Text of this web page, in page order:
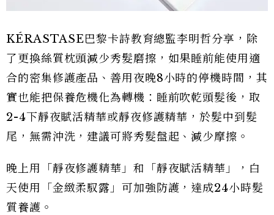
KÉRASTASE巴黎卡詩教育總監李明哲分享，除
了更換絲質枕頭減少秀髮磨擦，如果睡前能使用適
合的密集修護產品、善用夜晚8小時的停機時間，其
實也能把保養危機化為轉機：睡前吹乾頭髮後，取
2-4下靜夜賦活精華或靜夜修護精華，於髮中到髮
尾，無需沖洗，建議可將秀髮盤起、減少摩擦。
晚上用「靜夜修護精華」和「靜夜賦活精華」，白
天使用「金緻柔馭露」可加強防護，達成24小時髮
質養護。